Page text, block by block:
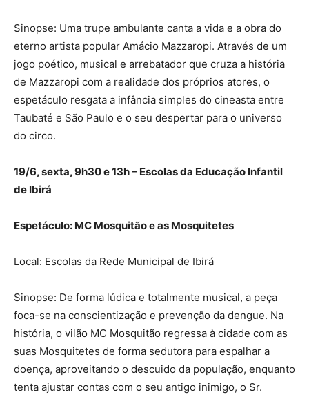
Sinopse: Uma trupe ambulante canta a vida e a obra do
eterno artista popular Amácio Mazzaropi. Através de um
jogo poético, musical e arrebatador que cruza a história
de Mazzaropi com a realidade dos próprios atores, o
espetáculo resgata a infância simples do cineasta entre
Taubaté e São Paulo e o seu despertar para o universo
do circo.
19/6, sexta, 9h30 e 13h – Escolas da Educação Infantil
de Ibirá
Espetáculo: MC Mosquitão e as Mosquitetes
Local: Escolas da Rede Municipal de Ibirá
Sinopse: De forma lúdica e totalmente musical, a peça
foca-se na conscientização e prevenção da dengue. Na
história, o vilão MC Mosquitão regressa à cidade com as
suas Mosquitetes de forma sedutora para espalhar a
doença, aproveitando o descuido da população, enquanto
tenta ajustar contas com o seu antigo inimigo, o Sr.